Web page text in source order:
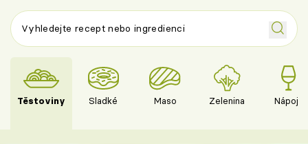
Těstoviny Sladké Maso Zelenina Nápoje